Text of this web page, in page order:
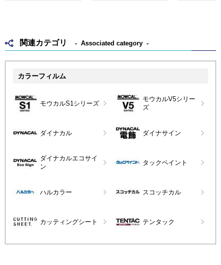
関連カテゴリ Associated category
カラーフィルム
モウカルS1シリーズ
モウカルV5シリー
ズ
ダイナカル ダイナサイン
ダイナカルエコサイ
ン
タックペイント
ハルカラー スコッチカル
カッティングシート テンタック